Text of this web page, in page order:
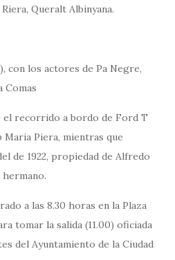
Queralt Albinyana.
con los actores de Pa Negre,
Comas
recorrido a bordo de Ford T
Maria Piera, mientras que
de 1922, propiedad de Alfredo
hermano.
a las 8.30 horas en la Plaza
tomar la salida (11.00) oficiada
del Ayuntamiento de la Ciudad